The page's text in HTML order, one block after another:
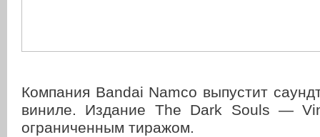
Компания Bandai Namco выпустит
виниле. Издание The Dark Souls —
ограниченным тиражом.